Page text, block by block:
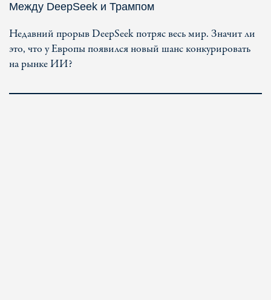
Между DeepSeek и Трампом
Недавний прорыв DeepSeek потряс весь мир. Значит ли
это, что у Европы появился новый шанс конкурировать
на рынке ИИ?